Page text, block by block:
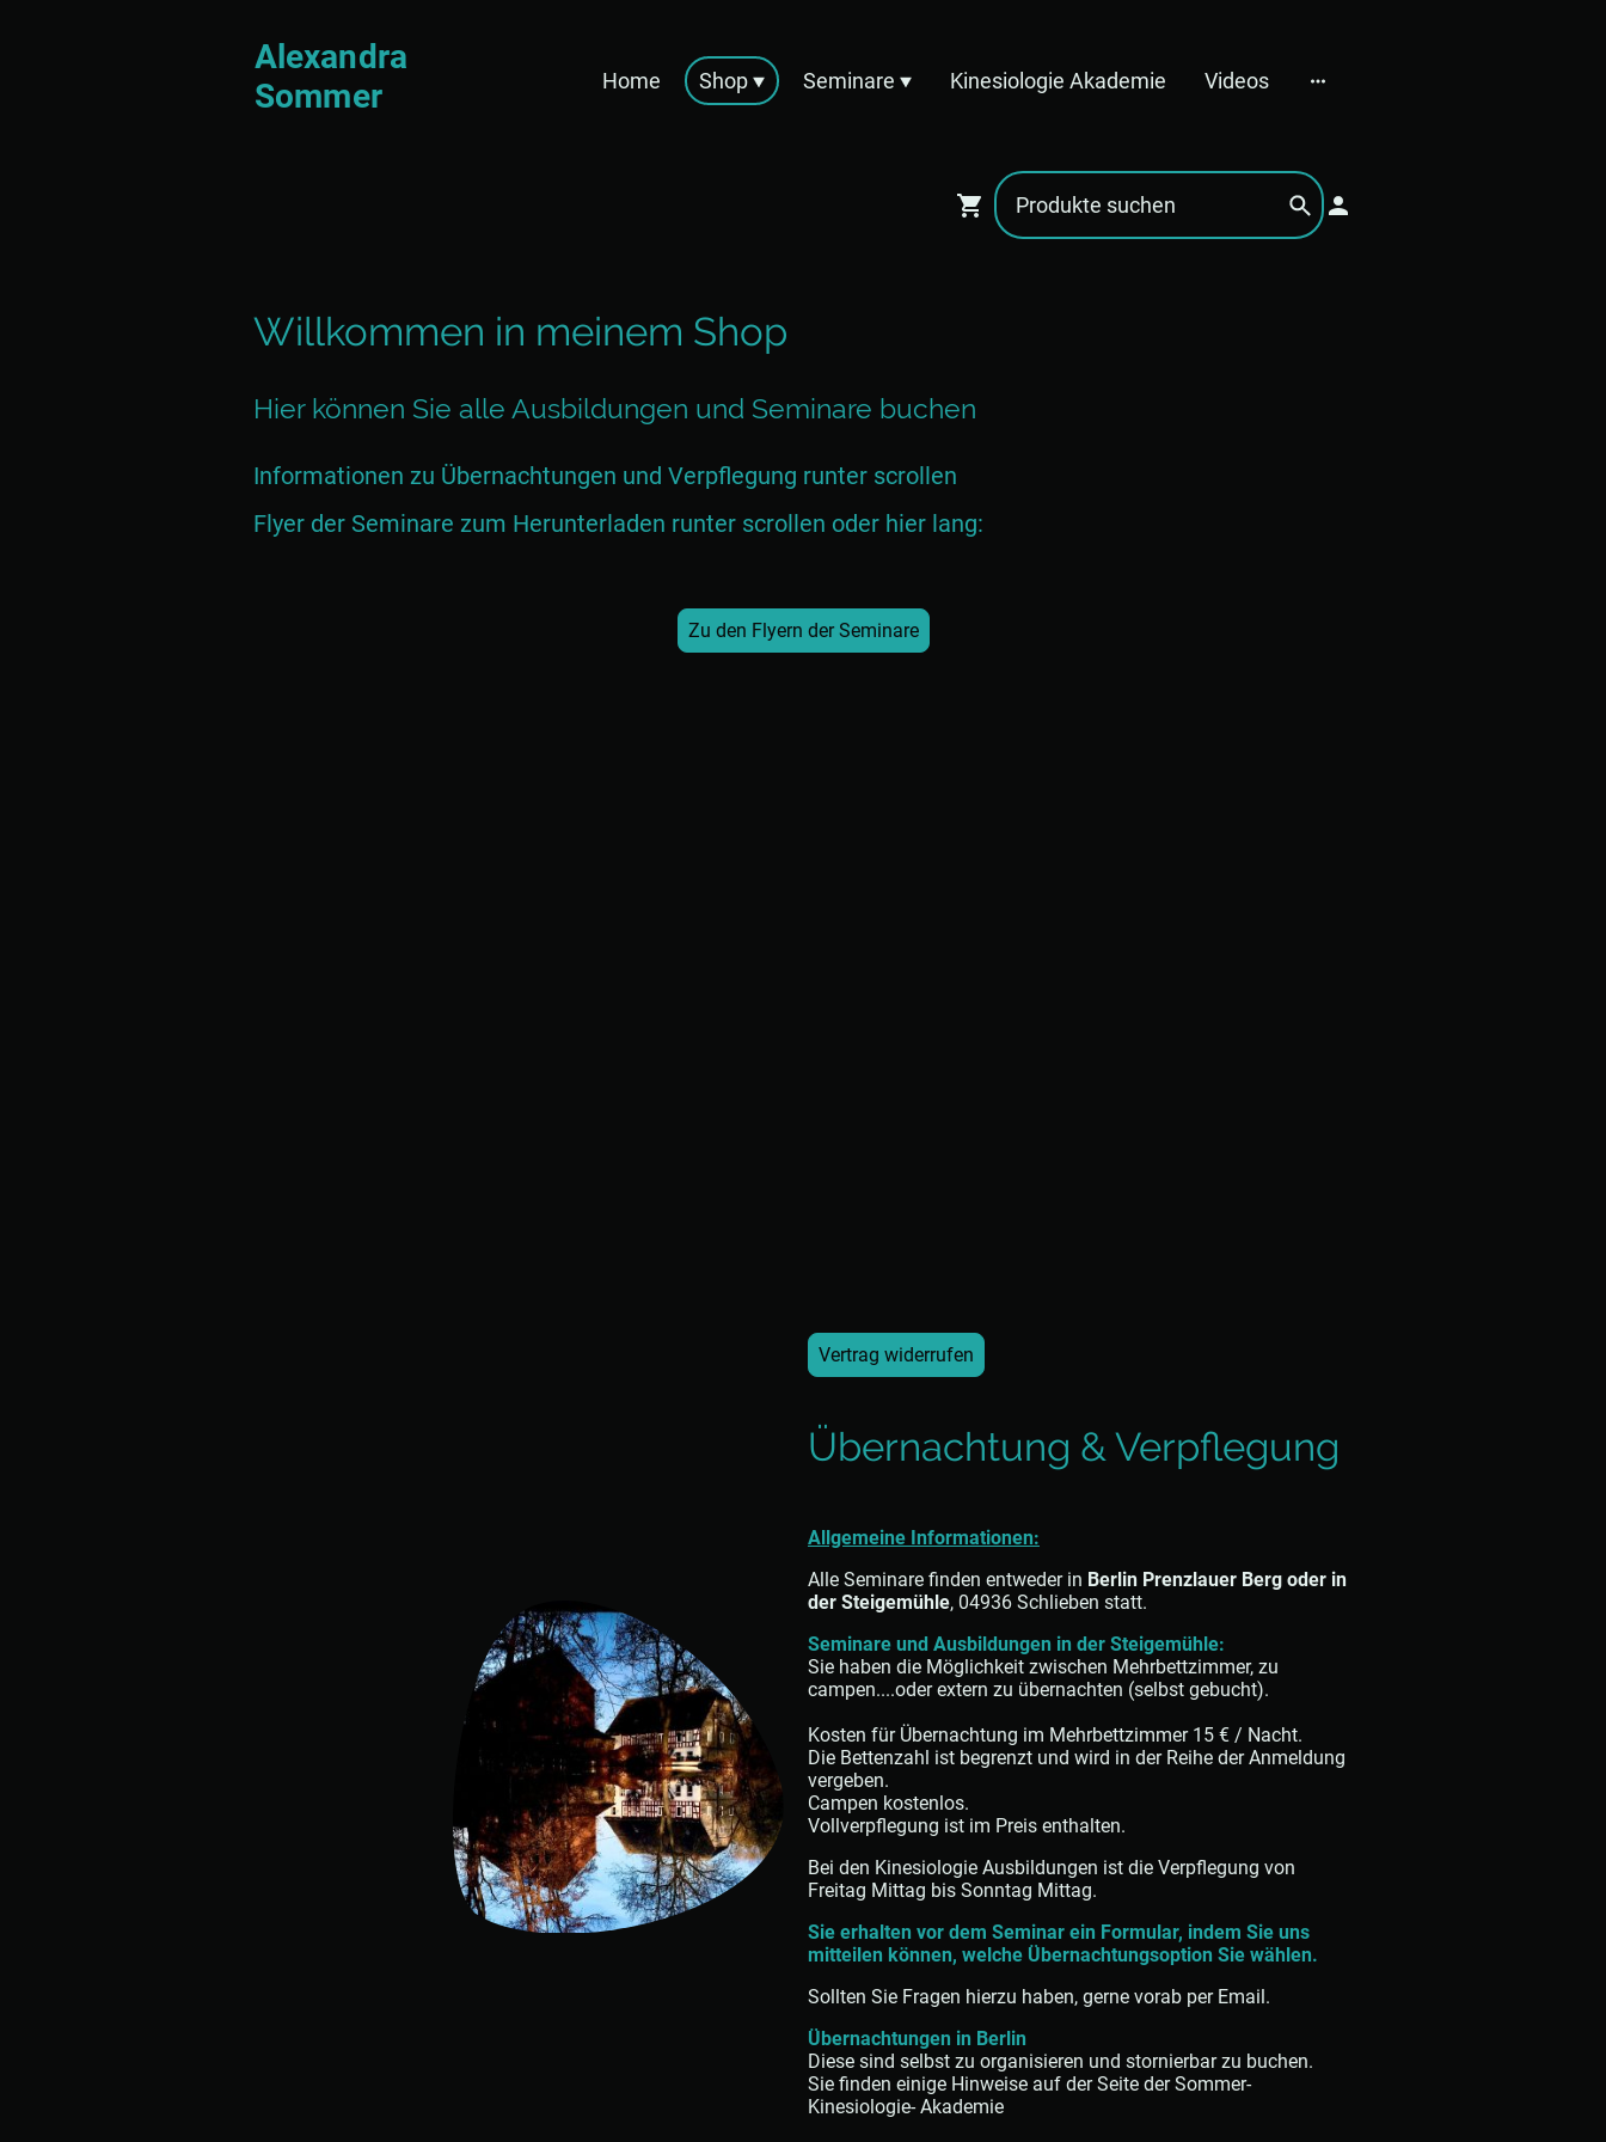
Alexandra
Sommer
Home Shop Seminare Kinesiologie Akademie Videos
Willkommen in meinem Shop
Hier können Sie alle Ausbildungen und Seminare buchen
Informationen zu Übernachtungen und Verpflegung runter scrollen
Flyer der Seminare zum Herunterladen runter scrollen oder hier lang:
Zu den Flyern der Seminare
Vertrag widerrufen
Übernachtung & Verpflegung
Allgemeine Informationen:
Alle Seminare finden entweder in Berlin Prenzlauer Berg oder in
der Steigemühle, 04936 Schlieben statt.
Seminare und Ausbildungen in der Steigemühle:
Sie haben die Möglichkeit zwischen Mehrbettzimmer, zu
campen....oder extern zu übernachten (selbst gebucht).
Kosten für Übernachtung im Mehrbettzimmer 15 € / Nacht.
Die Bettenzahl ist begrenzt und wird in der Reihe der Anmeldung
vergeben.
Campen kostenlos.
Vollverpflegung ist im Preis enthalten.
Bei den Kinesiologie Ausbildungen ist die Verpflegung von
Freitag Mittag bis Sonntag Mittag.
Sie erhalten vor dem Seminar ein Formular, indem Sie uns
mitteilen können, welche Übernachtungsoption Sie wählen.
Sollten Sie Fragen hierzu haben, gerne vorab per Email.
Übernachtungen in Berlin
Diese sind selbst zu organisieren und stornierbar zu buchen.
Sie finden einige Hinweise auf der Seite der Sommer-
Kinesiologie- Akademie